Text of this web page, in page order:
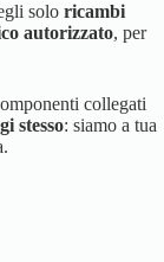
solo ricambi
autorizzato, per
collegati
stesso: siamo a tua